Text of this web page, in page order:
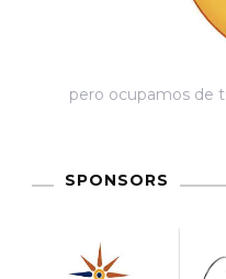
pero ocupamos de
SPONSORS